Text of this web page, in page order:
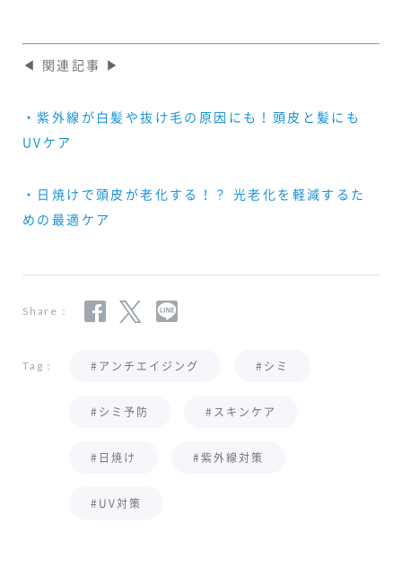
◀ 関連記事 ▶
・紫外線が白髪や抜け毛の原因にも！頭皮と髪にも
UVケア
・日焼けで頭皮が老化する！？ 光老化を軽減するた
めの最適ケア
Share：
Tag： #アンチエイジング #シミ
#シミ予防 #スキンケア
#日焼け #紫外線対策
#UV対策